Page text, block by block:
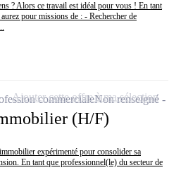
? Alors ce travail est idéal pour vous ! En tant
pour missions de : - Rechercher de
(H/F)
expérimenté pour consolider sa
En tant que professionnel(le) du secteur de
commercialeNon renseigné
Ajouter cette offre à ma sélection